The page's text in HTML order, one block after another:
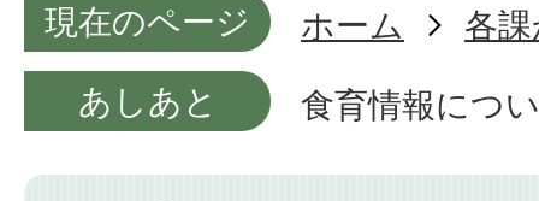
現在のページ ホーム
各
あしあと
食育情報につ